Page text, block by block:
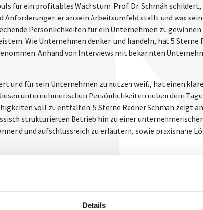
Details
für ein profitables Wachstum. Prof. Dr. Schmäh
Anforderungen er an sein Arbeitsumfeld stellt und was
Persönlichkeiten für ein Unternehmen zu
Wie Unternehmen denken und handeln, hat 5 Sterne
Anhand von Interviews mit bekannten
und für sein Unternehmen zu nutzen weiß, hat einen
unternehmerischen Persönlichkeiten neben dem
voll zu entfalten. 5 Sterne Redner Schmäh zeigt
strukturierten Betrieb hin zu einer
und aufschlussreich zu erläutern, sowie praxisnahe
Unternehmensgründer
zur unternehmerischen Organisation